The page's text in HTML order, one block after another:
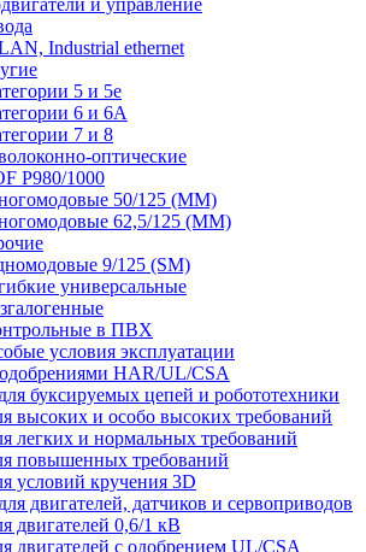
Industrial ethernet
5 и 5е
6 и 6A
7 и 8
оптические
P980/1000
50/125 (ММ)
62,5/125 (ММ)
9/125 (SM)
универсальные
в ПВХ
условия эксплуатации
HAR/UL/CSA
буксируемых цепей и робототехники
высоких и особо высоких требований
легких и нормальных требований
повышенных требований
условий кручения 3D
двигателей, датчиков и сервоприводов
двигателей 0,6/1 кВ
двигателей с одобрением UL/CSA